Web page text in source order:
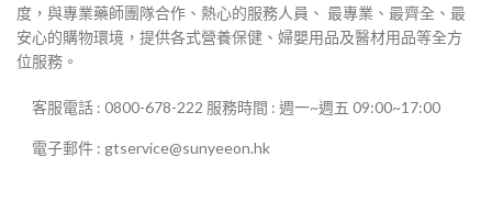
度，與專業藥師團隊合作、熱心的服務人員、 最專業、最齊全、最
安心的購物環境，提供各式營養保健、婦嬰用品及醫材用品等全方
位服務。
客服電話 : 0800-678-222 服務時間 : 週一~週五 09:00~17:00
電子郵件 : gtservice@sunyeeon.hk